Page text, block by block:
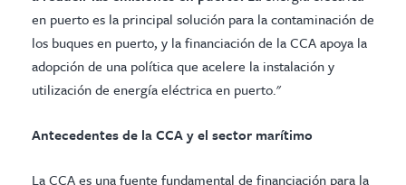
en puerto es la principal solución para la contaminación de
los buques en puerto, y la financiación de la CCA apoya la
adopción de una política que acelere la instalación y
utilización de energía eléctrica en puerto."
Antecedentes de la CCA y el sector marítimo
La CCA es una fuente fundamental de financiación para la